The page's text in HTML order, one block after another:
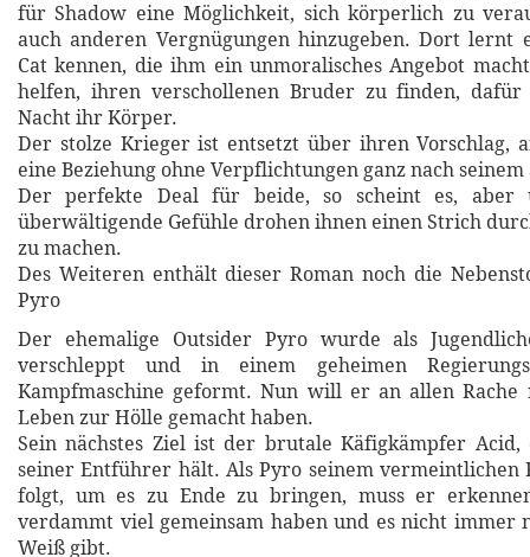
für Shadow eine Möglichkeit, sich körperlich zu
auch anderen Vergnügungen hinzugeben. Dort lernt
Cat kennen, die ihm ein unmoralisches Angebot
helfen, ihren verschollenen Bruder zu finden,
Nacht ihr Körper.
Der stolze Krieger ist entsetzt über ihren Vorschlag,
eine Beziehung ohne Verpflichtungen ganz nach seinem
Der perfekte Deal für beide, so scheint es, aber
überwältigende Gefühle drohen ihnen einen Strich
zu machen.
Des Weiteren enthält dieser Roman noch die
Pyro
Der ehemalige Outsider Pyro wurde als
verschleppt und in einem geheimen
Kampfmaschine geformt. Nun will er an allen Rache
Leben zur Hölle gemacht haben.
Sein nächstes Ziel ist der brutale Käfigkämpfer
seiner Entführer hält. Als Pyro seinem vermeintlichen
folgt, um es zu Ende zu bringen, muss er
verdammt viel gemeinsam haben und es nicht immer
Weiß gibt.